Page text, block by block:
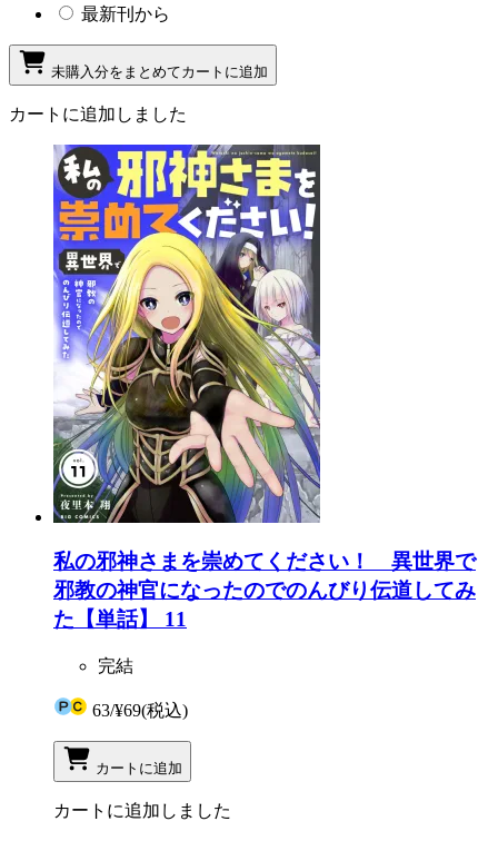
最新刊から
未購入分をまとめてカートに追加
カートに追加しました
私の邪神さまを崇めてください！ 異世界で
邪教の神官になったのでのんびり伝道してみ
た【単話】 11
完結
63/¥69(税込)
カートに追加
カートに追加しました